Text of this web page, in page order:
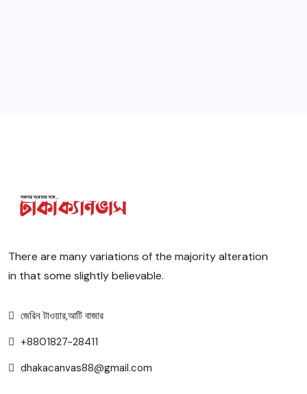
There are many variations of the majority alteration
in that some slightly believable.
জেরিন টাওয়ার,আটি বাজার
+8801827-28411
dhakacanvas88@gmail.com